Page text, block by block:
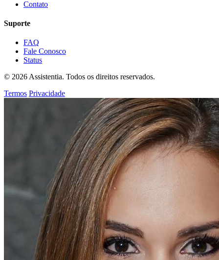
Contato
Suporte
FAQ
Fale Conosco
Status
© 2026 Assistentia. Todos os direitos reservados.
Termos Privacidade